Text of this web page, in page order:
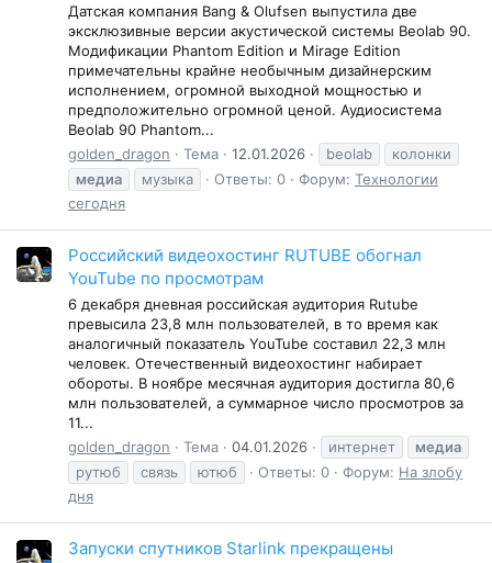
Датская компания Bang & Olufsen выпустила две
эксклюзивные версии акустической системы Beolab 90.
Модификации Phantom Edition и Mirage Edition
примечательны крайне необычным дизайнерским
исполнением, огромной выходной мощностью и
предположительно огромной ценой. Аудиосистема
Beolab 90 Phantom...
golden_dragon
Тема 12.01.2026 beolab
колонки
медиа
музыка Ответы: 0 Форум: Технологии
сегодня
Российский видеохостинг RUTUBE обогнал
YouTube по просмотрам
6 декабря дневная российская аудитория Rutube
превысила 23,8 млн пользователей, в то время как
аналогичный показатель YouTube составил 22,3 млн
человек. Отечественный видеохостинг набирает
обороты. В ноябре месячная аудитория достигла 80,6
млн пользователей, а суммарное число просмотров за
11...
golden_dragon
Тема 04.01.2026 интернет
медиа
рутюб
связь ютюб Ответы: 0 Форум: На злобу
дня
Запуски спутников Starlink прекращены